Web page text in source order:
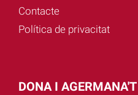
Contacte
Política de privacitat
DONA I AGERMANA'T